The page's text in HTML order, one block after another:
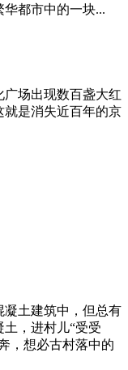
都市中的一块...
广场出现数百盏大红
就是消失近百年的京
凝土建筑中，但总有
，进村儿“受受
，想必古村落中的